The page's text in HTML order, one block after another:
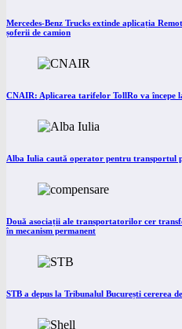
Mercedes-Benz Trucks extinde aplicația
șoferii de camion
CNAIR: Aplicarea tarifelor TollRo va începe
Alba Iulia caută operator pentru transportul
Două asociații ale transportatorilor cer
în mecanism permanent
STB a depus la Tribunalul București cererea